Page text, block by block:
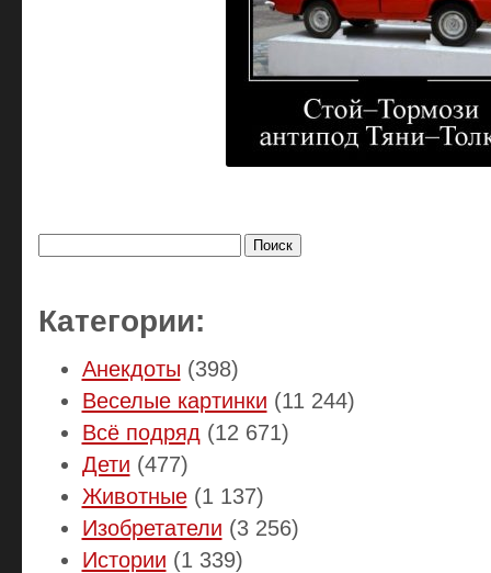
Категории:
Анекдоты (398)
Веселые картинки (11 244)
Всё подряд (12 671)
Дети (477)
Животные(1 137)
Изобретатели (3 256)
Истории (1 339)